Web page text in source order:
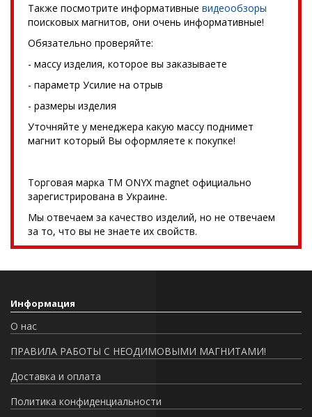
Также посмотрите информативные видеообзоры
поисковых магнитов, они очень информативные!
Обязательно проверяйте:
- массу изделия, которое вы заказываете
- параметр Усилие на отрыв
- размеры изделия
Уточняйте у менеджера какую массу поднимет
магнит который Вы оформляете к покупке!
Торговая марка TM ONYX magnet официально
зарегистрирована в Украине.
Мы отвечаем за качество изделий, но не отвечаем
за то, что вы не знаете их свойств.
Информация
О нас
ПРАВИЛА РАБОТЫ С НЕОДИМОВЫМИ МАГНИТАМИ!
Доставка и оплата
Политика конфиденциальности